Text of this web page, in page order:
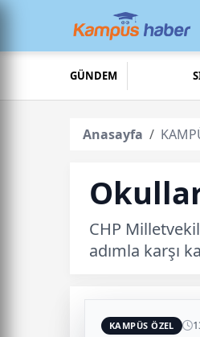
GÜNDEM
Anasayfa
CHP
adımla karşı
KAMPÜS ÖZEL